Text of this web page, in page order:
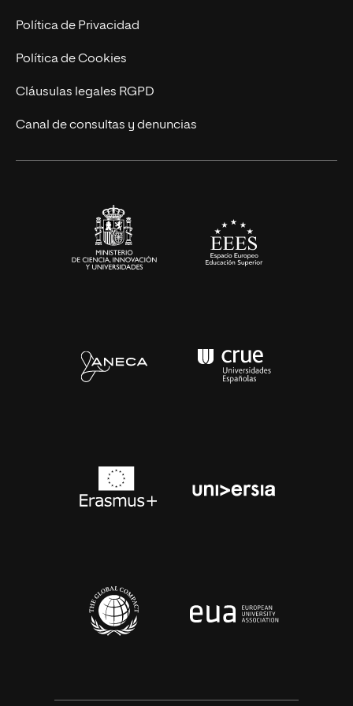
Postgrados
Cursos Universitarios
Trabaja en UNIR
Actualidad
UNIR Revista
Eventos
Política de Privacidad
Política de Cookies
Cláusulas legales RGPD
Canal de consultas y denuncias